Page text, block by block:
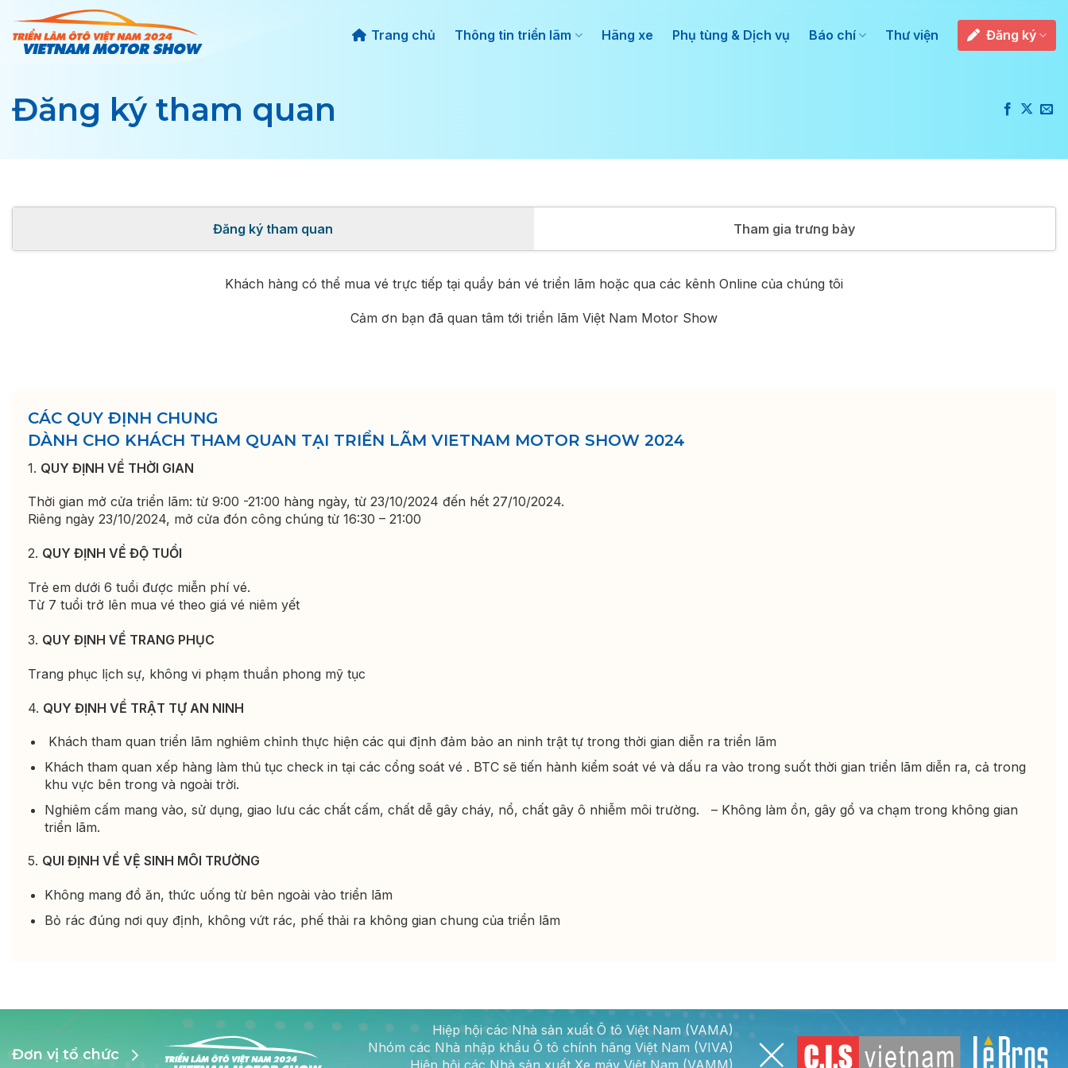
đến
nội
Trang chủ Thông tin triển lãm Hãng xe Phụ tùng & Dịch vụ Báo chí Thư viện Đăng ký
Đăng ký tham quan
Đăng ký tham quan Tham gia trưng bày
Khách hàng có thể mua vé trực tiếp tại quầy bán vé triển lãm hoặc qua các kênh Online của chúng tôi
Cảm ơn bạn đã quan tâm tới triển lãm Việt Nam Motor Show
CÁC QUY ĐỊNH CHUNG
DÀNH CHO KHÁCH THAM QUAN TẠI TRIỂN LÃM VIETNAM MOTOR SHOW 2024
1. QUY ĐỊNH VỀ THỜI GIAN
Thời gian mở cửa triển lãm: từ 9:00 -21:00 hàng ngày, từ 23/10/2024 đến hết 27/10/2024.
Riêng ngày 23/10/2024, mở cửa đón công chúng từ 16:30 – 21:00
2. QUY ĐỊNH VỀ ĐỘ TUỔI
Trẻ em dưới 6 tuổi được miễn phí vé.
Từ 7 tuổi trở lên mua vé theo giá vé niêm yết
3. QUY ĐỊNH VỀ TRANG PHỤC
Trang phục lịch sự, không vi phạm thuần phong mỹ tục
4. QUY ĐỊNH VỀ TRẬT TỰ AN NINH
Khách tham quan triển lãm nghiêm chỉnh thực hiện các qui định đảm bảo an ninh trật tự trong thời gian diễn ra triển lãm
Khách tham quan xếp hàng làm thủ tục check in tại các cổng soát vé . BTC sẽ tiến hành kiểm soát vé và dấu ra vào trong suốt thời gian triển lãm diễn ra, cả trong
khu vực bên trong và ngoài trời.
Nghiêm cấm mang vào, sử dụng, giao lưu các chất cấm, chất dễ gây cháy, nổ, chất gây ô nhiễm môi trường.
– Không làm ồn, gây gổ va chạm trong không gian
triển lãm.
5. QUI ĐỊNH VỀ VỆ SINH MÔI TRƯỜNG
Không mang đồ ăn, thức uống từ bên ngoài vào triển lãm
Bỏ rác đúng nơi quy định, không vứt rác, phế thải ra không gian chung của triển lãm
Đơn vị tổ chức
Hiệp hội các Nhà sản xuất Ô tô Việt Nam (VAMA)
Nhóm các Nhà nhập khẩu Ô tô chính hãng Việt Nam (VIVA)
Hiệp hội các Nhà sản xuất Xe máy Việt Nam (VAMM)